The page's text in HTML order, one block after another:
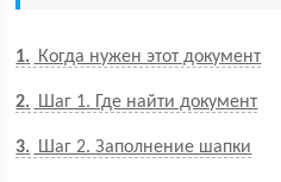
1 Когда нужен этот документ
2 Шаг 1. Где найти документ
3 Шаг 2. Заполнение шапки